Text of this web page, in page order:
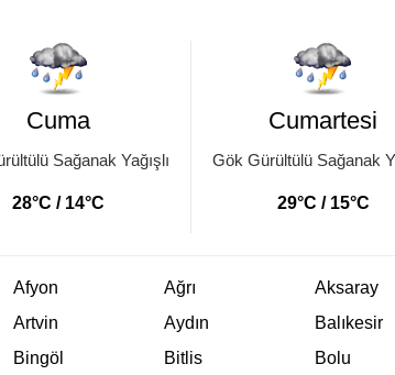
Cuma
Sağanak Yağışlı
28°C / 14°C
Cumartesi
Gök Gürültülü Sağanak
29°C / 15°C
Afyon Ağrı Aksaray
Artvin Aydın Balıkesir
Bingöl Bitlis Bolu